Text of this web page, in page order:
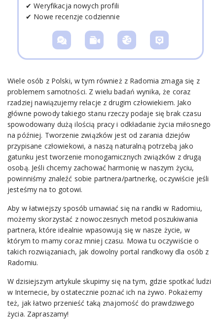
✔ Weryfikacja nowych profili
✔ Nowe recenzje codziennie
Wiele osób z Polski, w tym również z Radomia zmaga się z
problemem samotności. Z wielu badań wynika, że coraz
rzadziej nawiązujemy relacje z drugim człowiekiem. Jako
główne powody takiego stanu rzeczy podaje się brak czasu
spowodowany dużą ilością pracy i odkładanie życia miłosnego
na później. Tworzenie związków jest od zarania dziejów
przypisane człowiekowi, a naszą naturalną potrzebą jako
gatunku jest tworzenie monogamicznych związków z drugą
osobą. Jeśli chcemy zachować harmonię w naszym życiu,
powinniśmy znaleźć sobie partnera/partnerkę, oczywiście jeśli
jesteśmy na to gotowi.
Aby w łatwiejszy sposób umawiać się na randki w Radomiu,
możemy skorzystać z nowoczesnych metod poszukiwania
partnera, które idealnie wpasowują się w nasze życie, w
którym to mamy coraz mniej czasu. Mowa tu oczywiście o
takich rozwiązaniach, jak dowolny portal randkowy dla osób z
Radomiu.
W dzisiejszym artykule skupimy się na tym, gdzie spotkać ludzi
w Internecie, by ostatecznie poznać ich na żywo. Pokażemy
też, jak łatwo przenieść taką znajomość do prawdziwego
życia. Zapraszamy!